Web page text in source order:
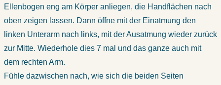
Ellenbogen eng am Körper anliegen, die Handflächen nach
oben zeigen lassen. Dann öffne mit der Einatmung den
linken Unterarm nach links, mit der Ausatmung wieder zurück
zur Mitte. Wiederhole dies 7 mal und das ganze auch mit
dem rechten Arm.
Fühle dazwischen nach, wie sich die beiden Seiten